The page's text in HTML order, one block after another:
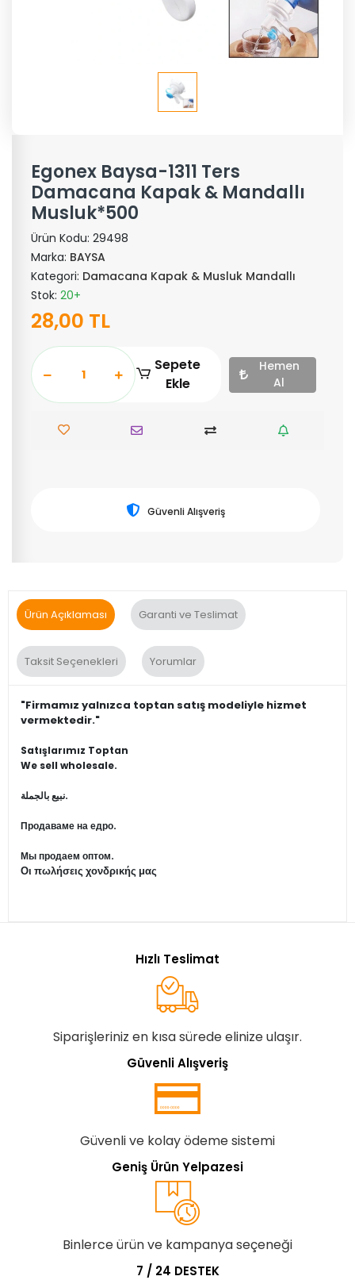
Egonex Baysa-1311 Ters
Damacana Kapak & Mandallı
Musluk*500
Ürün Kodu: 29498
Marka: BAYSA
Kategori: Damacana Kapak & Musluk Mandallı
Stok: 20+
28,00 TL
Sepete
Ekle
Hemen
Al
Güvenli Alışveriş
Ürün Açıklaması Garanti ve Teslimat
Taksit Seçenekleri Yorumlar
"Firmamız yalnızca toptan satış modeliyle hizmet
vermektedir."
Satışlarımız Toptan
We sell wholesale.
نبيع بالجملة.
Продаваме на едро.
Мы продаем оптом.
Οι πωλήσεις χονδρικής μας
Hızlı Teslimat
Siparişleriniz en kısa sürede elinize ulaşır.
Güvenli Alışveriş
Güvenli ve kolay ödeme sistemi
Geniş Ürün Yelpazesi
Binlerce ürün ve kampanya seçeneği
7 / 24 DESTEK